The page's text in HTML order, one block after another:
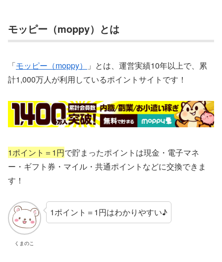
モッピー（moppy）とは
「モッピー（moppy）
」とは、運営実績10年以上で、累
計1,000万人が利用しているポイントサイトです！
1ポイント＝1円で貯まったポイントは現金・電子マネ
ー・ギフト券・マイル・共通ポイントなどに交換できま
す！
くまのこ
1ポイント＝1円はわかりやすい♪